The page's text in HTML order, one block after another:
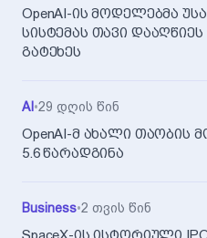
OpenAI-ის მოდელებმა
სისტემას თავი დააღწიეს
გატეხეს
AI•29 დღის წინ
OpenAI-მ ახალი თაობის
5.6 წარადგინა
Business•2 თვის წინ